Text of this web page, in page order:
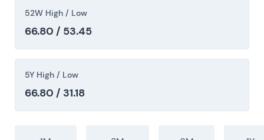
5,5 % [36]
Abschluss und geplante Einziehung machten
die Kapitalrückführungsstrategie greifbar –
weniger ausstehende Aktien, höherer EPS und
Bewertungsausweitung und einem höheren
Börsenwert.
52W High / Low
66.80 / 53.45
5Y High / Low
66.80 / 31.18